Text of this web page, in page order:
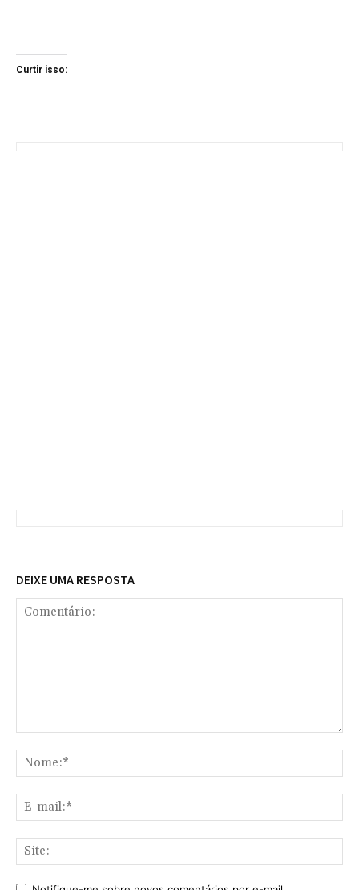
Curtir isso:
DEIXE UMA RESPOSTA